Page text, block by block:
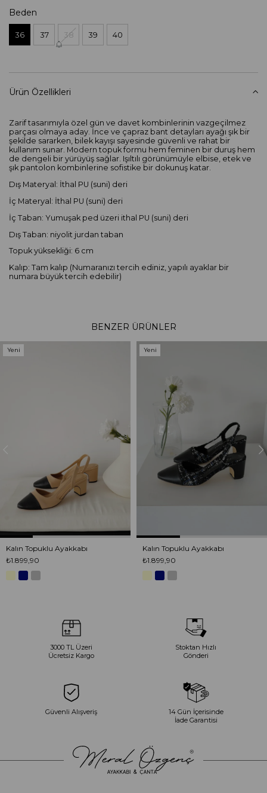
Beden
36 37 38 39 40
Ürün Özellikleri
Zarif tasarımıyla özel gün ve davet kombinlerinin vazgeçilmez
parçası olmaya aday. İnce ve çapraz bant detayları ayağı şık bir
şekilde sararken, bilek kayışı sayesinde güvenli ve rahat bir
kullanım sunar. Modern topuk formu hem feminen bir duruş hem
de dengeli bir yürüyüş sağlar. Işıltılı görünümüyle elbise, etek ve
şık pantolon kombinlerine sofistike bir dokunuş katar.
Dış Materyal: İthal PU (suni) deri
İç Materyal: İthal PU (suni) deri
İç Taban: Yumuşak ped üzeri ithal PU (suni) deri
Dış Taban: niyolit jurdan taban
Topuk yüksekliği: 6 cm
Kalıp: Tam kalıp (Numaranızı tercih ediniz, yapılı ayaklar bir
numara büyük tercih edebilir)
BENZER ÜRÜNLER
Kalın Topuklu Ayakkabı
₺1.899,90
Yeni
Kalın Topuklu Ayakkabı
₺1.899,90
Yeni
3000 TL Üzeri
Ücretsiz Kargo
Stoktan Hızlı
Gönderi
Güvenli Alışveriş
14 Gün İçerisinde
İade Garantisi